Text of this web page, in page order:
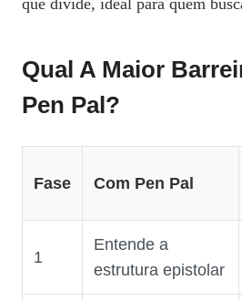
que divide, ideal para quem
Qual A Maior
Pen Pal?
Fase Com Pen Pal
1
Entende a
estrutura epistolar